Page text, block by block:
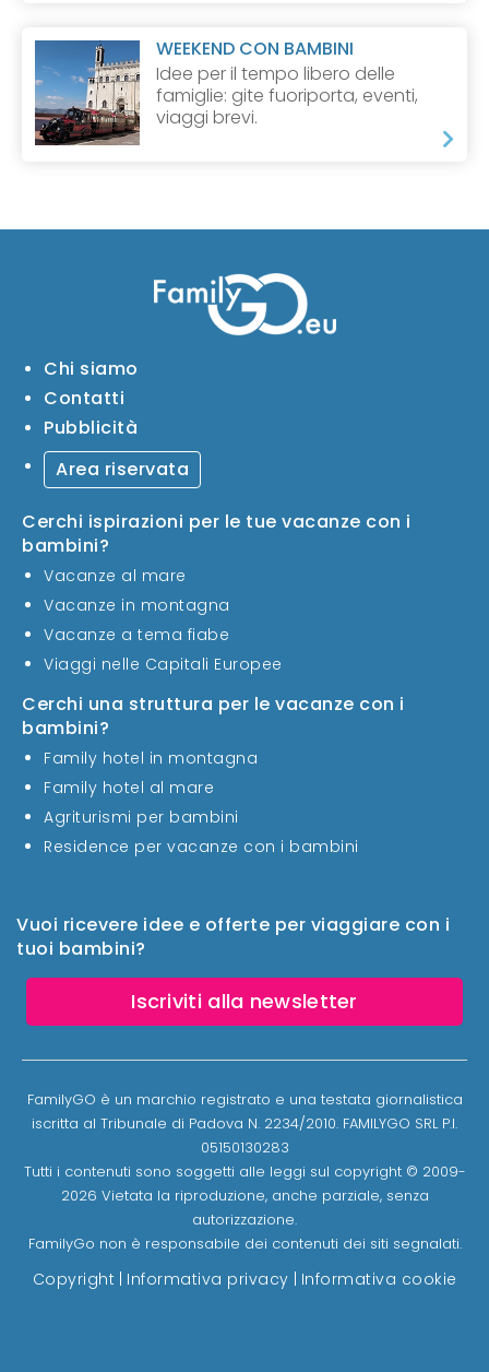
WEEKEND CON BAMBINI
Idee per il tempo libero delle
famiglie: gite fuoriporta, eventi,
viaggi brevi.
Vuoi ricevere idee e offerte per viaggiare con i
tuoi bambini?
Iscriviti alla newsletter
Chi siamo
Contatti
Pubblicità
Area riservata
Cerchi ispirazioni per le tue vacanze con i
bambini?
Vacanze al mare
Vacanze in montagna
Vacanze a tema fiabe
Viaggi nelle Capitali Europee
Cerchi una struttura per le vacanze con i
bambini?
Family hotel in montagna
Family hotel al mare
Agriturismi per bambini
Residence per vacanze con i bambini
FamilyGO è un marchio registrato e una testata giornalistica
iscritta al Tribunale di Padova N. 2234/2010. FAMILYGO SRL P.I.
05150130283
Tutti i contenuti sono soggetti alle leggi sul copyright © 2009-
2026 Vietata la riproduzione, anche parziale, senza
autorizzazione.
FamilyGo non è responsabile dei contenuti dei siti segnalati.
Copyright Informativa privacy Informativa cookie